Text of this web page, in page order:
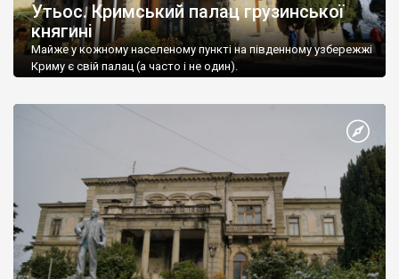
Утьос. Кримський палац грузинської
княгині
Майже у кожному населеному пункті на південному узбережжі
Криму є свій палац (а часто і не один).